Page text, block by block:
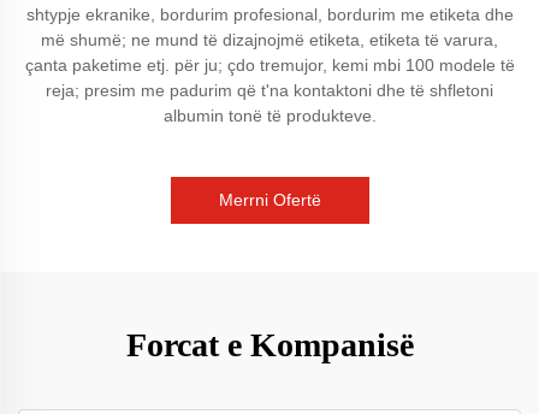
shtypje ekranike, bordurim profesional, bordurim me etiketa dhe
më shumë; ne mund të dizajnojmë etiketa, etiketa të varura,
çanta paketime etj. për ju; çdo tremujor, kemi mbi 100 modele të
reja; presim me padurim që t'na kontaktoni dhe të shfletoni
albumin tonë të produkteve.
Merrni Ofertë
Forcat e Kompanisë